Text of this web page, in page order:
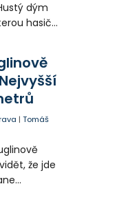
dým
hasiči
|Tomáš
že jde